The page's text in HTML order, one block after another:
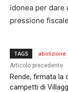
idonea per dare
pressione
TAGS abolizione
Articolo precedente
Rende, firmata la
campetti di